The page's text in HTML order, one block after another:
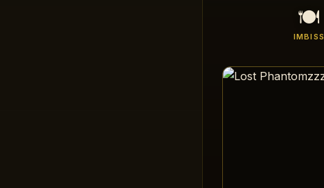
🍽
IMBISS